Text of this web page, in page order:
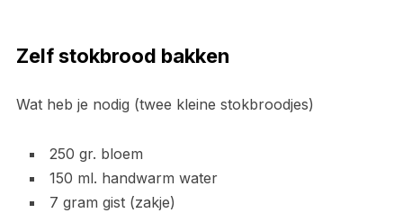
Zelf stokbrood bakken
Wat heb je nodig (twee kleine stokbroodjes)
250 gr. bloem
150 ml. handwarm water
7 gram gist (zakje)